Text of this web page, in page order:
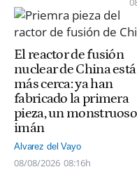
El reactor de fusión
nuclear de China está
más cerca: ya han
fabricado la primera
pieza, un monstruoso
imán
Alvarez del Vayo
08/08/2026 08:16h